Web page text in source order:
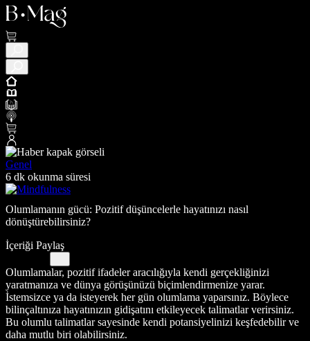
Genel
6 dk okunma süresi
Olumlamanın gücü: Pozitif düşüncelerle hayatınızı nasıl
dönüştürebilirsiniz?
İçeriği Paylaş
Olumlamalar, pozitif ifadeler aracılığıyla kendi gerçekliğinizi
yaratmanıza ve dünya görüşünüzü biçimlendirmenize yarar.
İstemsizce ya da isteyerek her gün olumlama yaparsınız. Böylece
bilinçaltınıza hayatınızın gidişatını etkileyecek talimatlar verirsiniz.
Bu olumlu talimatlar sayesinde kendi potansiyelinizi keşfedebilir ve
daha mutlu biri olabilirsiniz.